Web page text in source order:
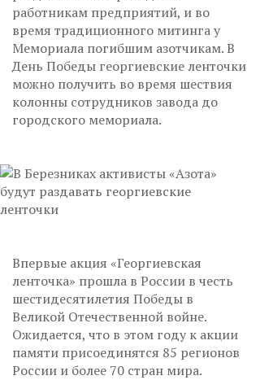
работникам предприятий, и во
время традиционного митинга у
Мемориала погибшим азотчикам. В
День Победы георгиевские ленточки
можно получить во время шествия
колонны сотрудников завода до
городского мемориала.
Впервые акция «Георгиевская
ленточка» прошла в России в честь
шестидесятилетия Победы в
Великой Отечественной войне.
Ожидается, что в этом году к акции
памяти присоединятся 85 регионов
России и более 70 стран мира.